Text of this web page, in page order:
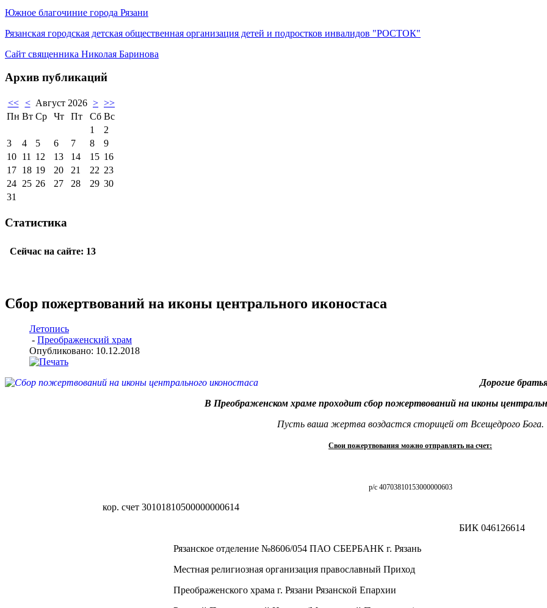
Южное благочиние города Рязани
Рязанская городская детская общественная организация детей и подростков инвалидов "РОСТОК"
Сайт священника Николая Баринова
Архив публикаций
<< < Август 2026 > >>
Пн Вт Ср Чт Пт Сб Вс
1
2
3
4 5 6 7 8
9
10 11 12 13 14 15 16
17 18 19 20 21 22 23
24 25 26 27 28 29 30
31
Статистика
Сбор пожертвований на иконы центрального иконостаса
Летопись
- Преображенский храм
Опубликовано: 10.12.2018
Дорогие
В Преображенском храме проходит сбор пожертвований на иконы
Пусть ваша жертва воздастся сторицей от Всещедрого Бога.
Свои пожертвования можно отправлять на счет:
р/с 40703810153000000603
кор. счет 30101810500000000614
БИК 046126614
Рязанское отделение №8606/054 ПАО СБЕРБАНК г. Рязань
Местная религиозная организация православный Приход
Преображенского храма г. Рязани Рязанской Епархии